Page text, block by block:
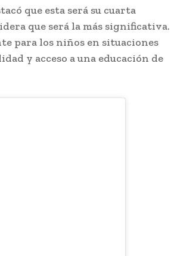
que esta será su cuarta
que será la más significativa.
para los niños en situaciones
y acceso a una educación de